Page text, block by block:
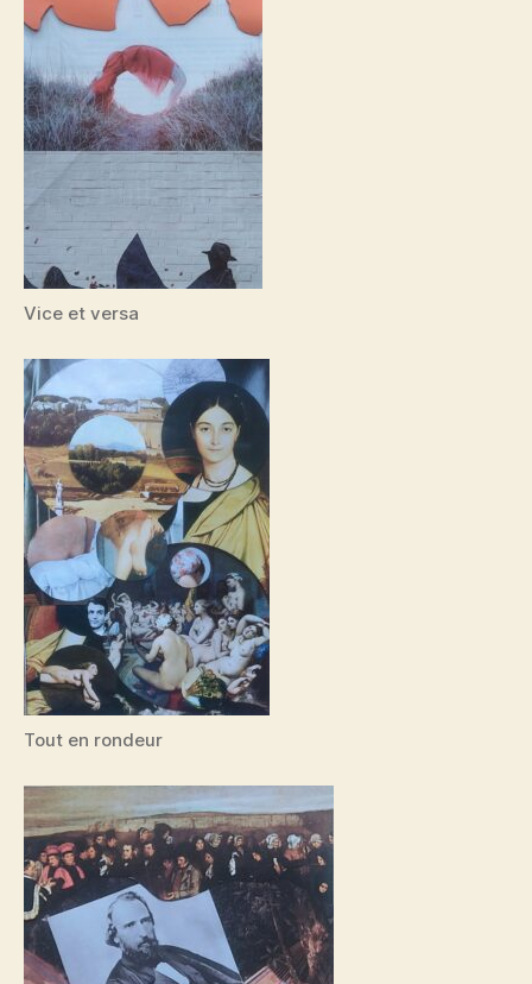
Vice et versa
Tout en rondeur